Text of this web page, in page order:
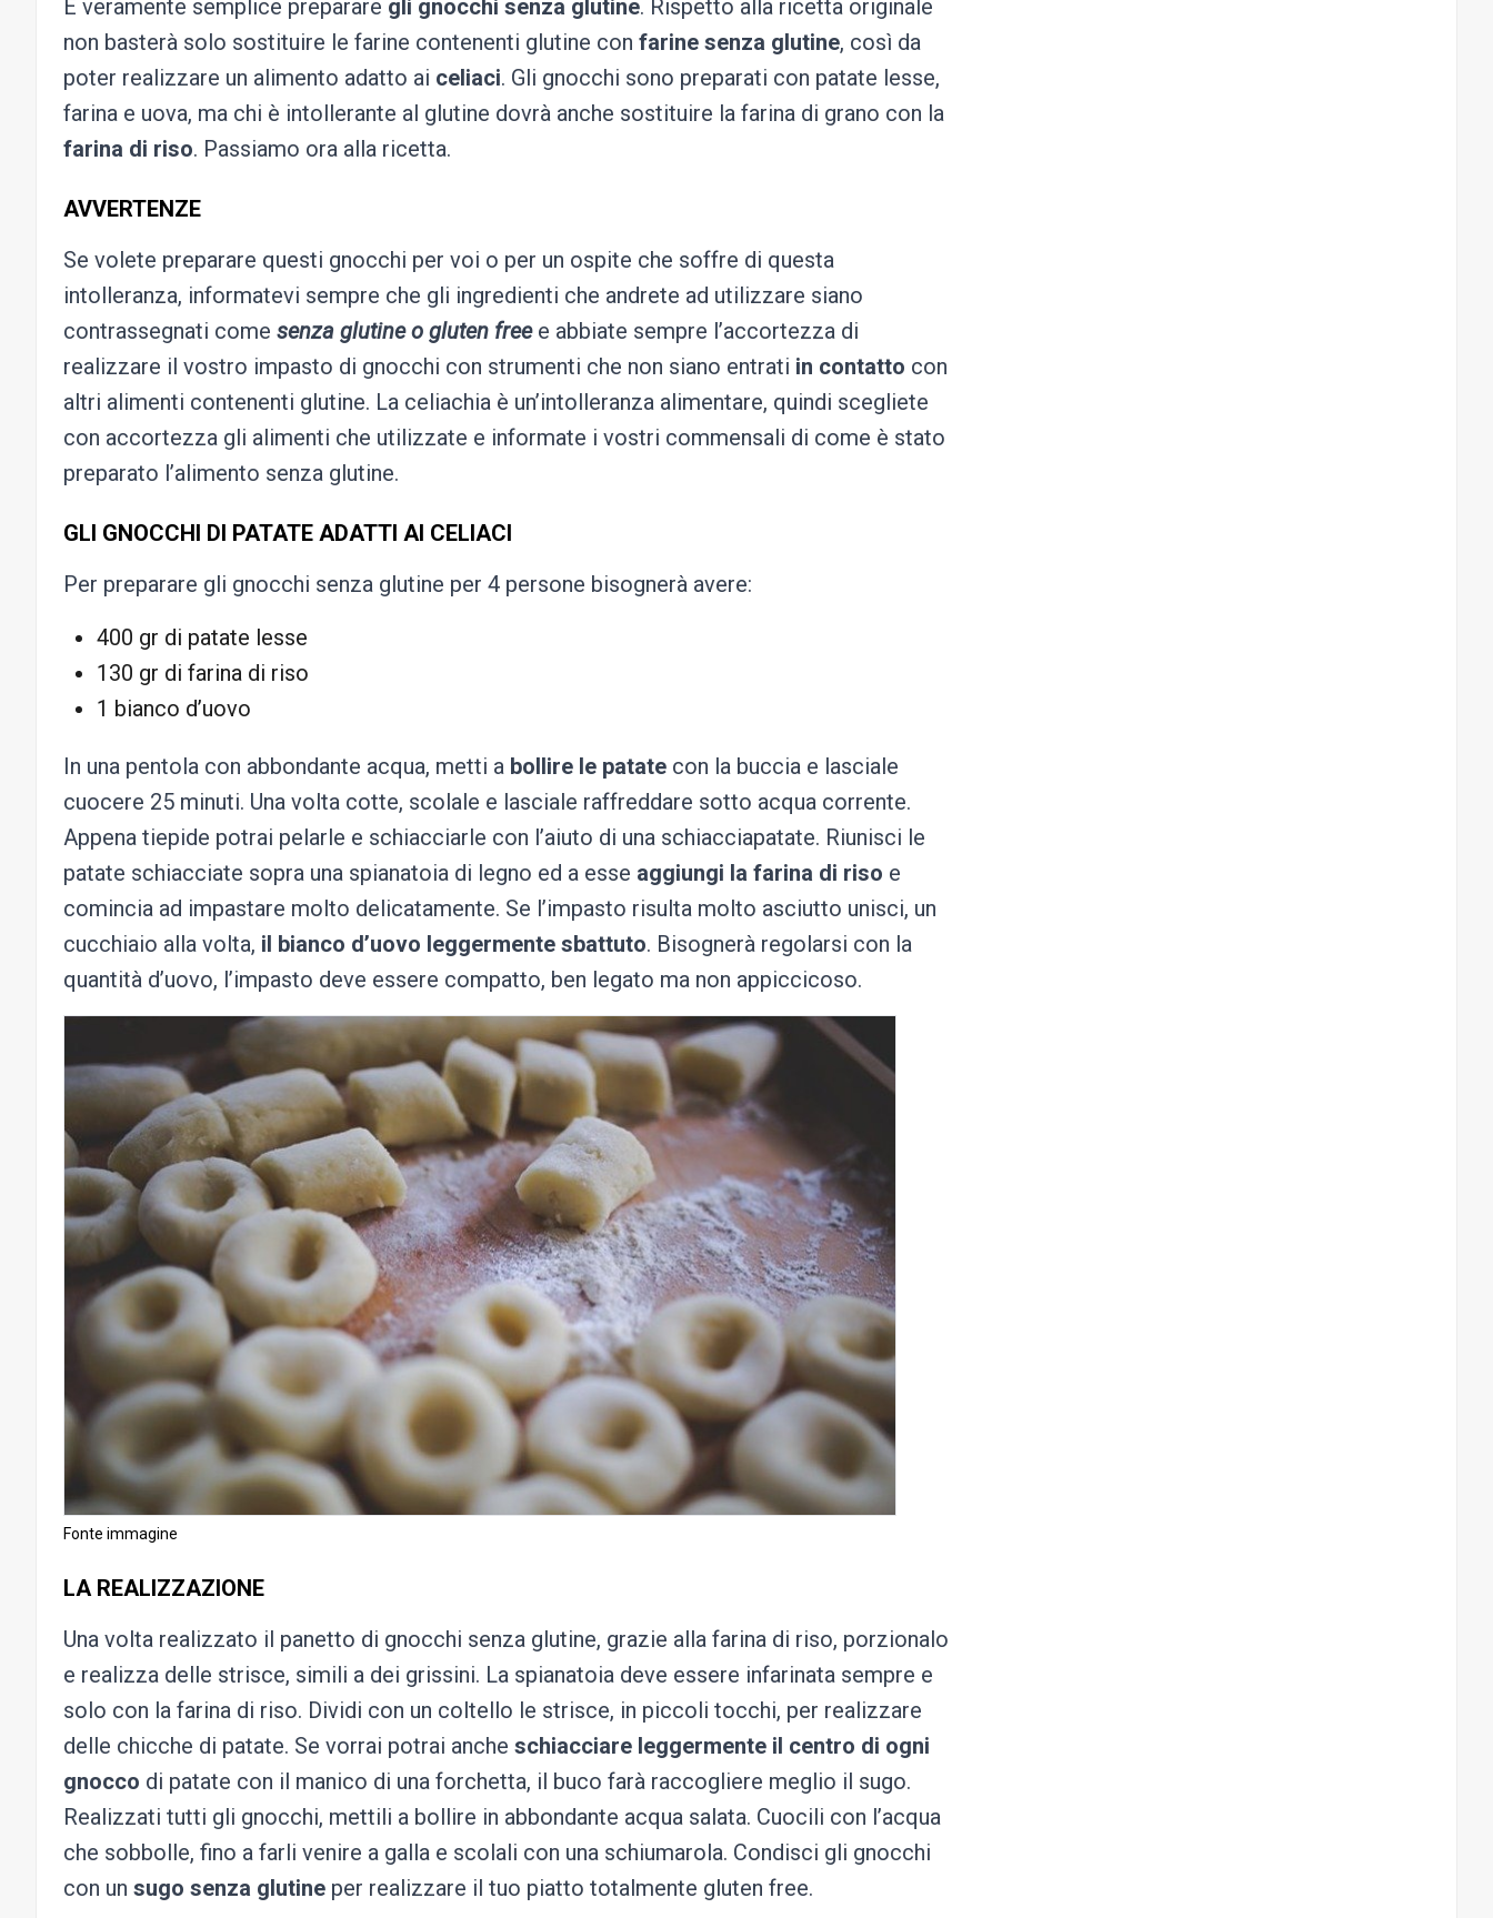
È veramente semplice preparare gli gnocchi senza glutine. Rispetto alla ricetta originale
non basterà solo sostituire le farine contenenti glutine con farine senza glutine, così da
poter realizzare un alimento adatto ai celiaci. Gli gnocchi sono preparati con patate lesse,
farina e uova, ma chi è intollerante al glutine dovrà anche sostituire la farina di grano con la
farina di riso. Passiamo ora alla ricetta.
AVVERTENZE
Se volete preparare questi gnocchi per voi o per un ospite che soffre di questa
intolleranza, informatevi sempre che gli ingredienti che andrete ad utilizzare siano
contrassegnati come senza glutine o gluten free e abbiate sempre l’accortezza di
realizzare il vostro impasto di gnocchi con strumenti che non siano entrati in contatto con
altri alimenti contenenti glutine. La celiachia è un’intolleranza alimentare, quindi scegliete
con accortezza gli alimenti che utilizzate e informate i vostri commensali di come è stato
preparato l’alimento senza glutine.
GLI GNOCCHI DI PATATE ADATTI AI CELIACI
Per preparare gli gnocchi senza glutine per 4 persone bisognerà avere:
400 gr di patate lesse
130 gr di farina di riso
1 bianco d’uovo
In una pentola con abbondante acqua, metti a bollire le patate con la buccia e lasciale
cuocere 25 minuti. Una volta cotte, scolale e lasciale raffreddare sotto acqua corrente.
Appena tiepide potrai pelarle e schiacciarle con l’aiuto di una schiacciapatate. Riunisci le
patate schiacciate sopra una spianatoia di legno ed a esse aggiungi la farina di riso e
comincia ad impastare molto delicatamente. Se l’impasto risulta molto asciutto unisci, un
cucchiaio alla volta, il bianco d’uovo leggermente sbattuto. Bisognerà regolarsi con la
quantità d’uovo, l’impasto deve essere compatto, ben legato ma non appiccicoso.
Fonte immagine
LA REALIZZAZIONE
Una volta realizzato il panetto di gnocchi senza glutine, grazie alla farina di riso, porzionalo
e realizza delle strisce, simili a dei grissini. La spianatoia deve essere infarinata sempre e
solo con la farina di riso. Dividi con un coltello le strisce, in piccoli tocchi, per realizzare
delle chicche di patate. Se vorrai potrai anche schiacciare leggermente il centro di ogni
gnocco di patate con il manico di una forchetta, il buco farà raccogliere meglio il sugo.
Realizzati tutti gli gnocchi, mettili a bollire in abbondante acqua salata. Cuocili con l’acqua
che sobbolle, fino a farli venire a galla e scolali con una schiumarola. Condisci gli gnocchi
con un sugo senza glutine per realizzare il tuo piatto totalmente gluten free.